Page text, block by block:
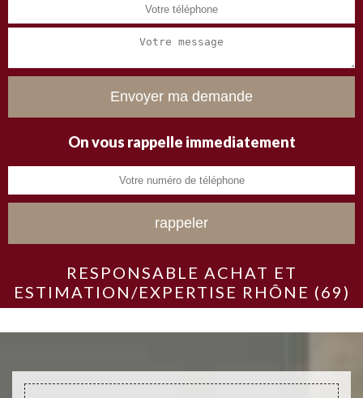
On vous rappelle immediatement
RESPONSABLE ACHAT ET
ESTIMATION/EXPERTISE RHÔNE (69)